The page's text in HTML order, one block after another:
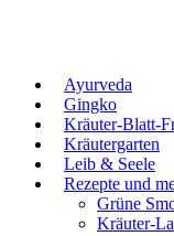
Ayurveda
Gingko
Kräuter-Blatt-
Kräutergarten
Leib & Seele
Rezepte und
Grüne
Kräuter-